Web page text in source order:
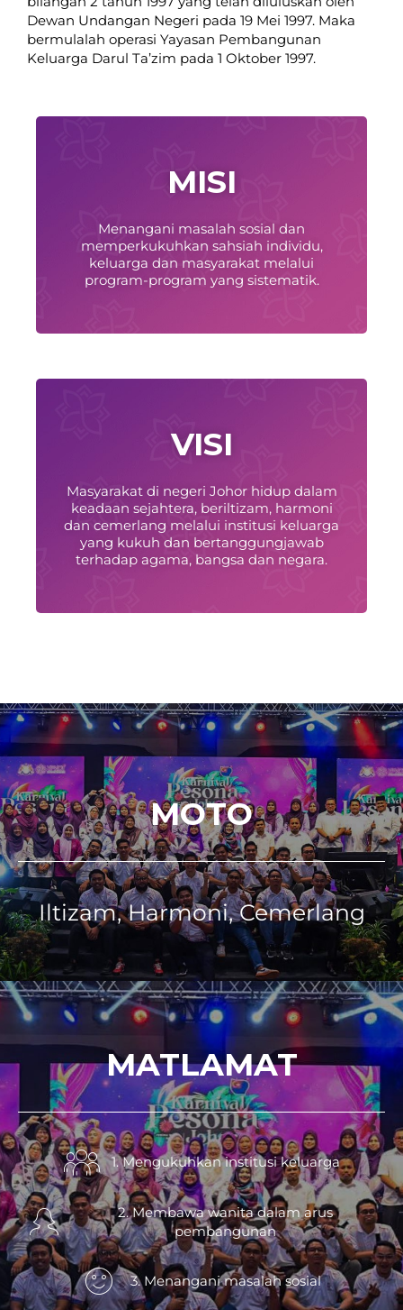
Dewan Undangan Negeri pada 19 Mei 1997. Maka
bermulalah operasi Yayasan Pembangunan
Keluarga Darul Ta’zim pada 1 Oktober 1997.
MISI
Menangani masalah sosial dan
memperkukuhkan sahsiah individu,
keluarga dan masyarakat melalui
program-program yang sistematik.
VISI
Masyarakat di negeri Johor hidup dalam
keadaan sejahtera, beriltizam, harmoni
dan cemerlang melalui institusi keluarga
yang kukuh dan bertanggungjawab
terhadap agama, bangsa dan negara.
MOTO
Iltizam, Harmoni, Cemerlang
MATLAMAT
1. Mengukuhkan institusi keluarga
2. Membawa wanita dalam arus
pembangunan
3. Menangani masalah sosial